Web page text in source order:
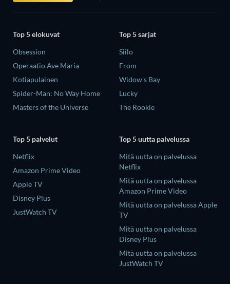
Top 5 elokuvat
Obsession
Operaatio Ave Maria
Kotiapulainen
Spider-Man: No Way Home
Masters of the Universe
Top 5 sarjat
Siilo
From
Widow's Bay
Lucky
The Rookie
Top 5 palvelut
Netflix
Amazon Prime Video
Apple TV
Disney Plus
JustWatch TV
Top 5 uutta palvelussa
Mitä uutta on palvelussa
Netflix
Mitä uutta on palvelussa
Amazon Prime Video
Mitä uutta on palvelussa Apple
TV
Mitä uutta on palvelussa
Disney Plus
Mitä uutta on palvelussa
JustWatch TV